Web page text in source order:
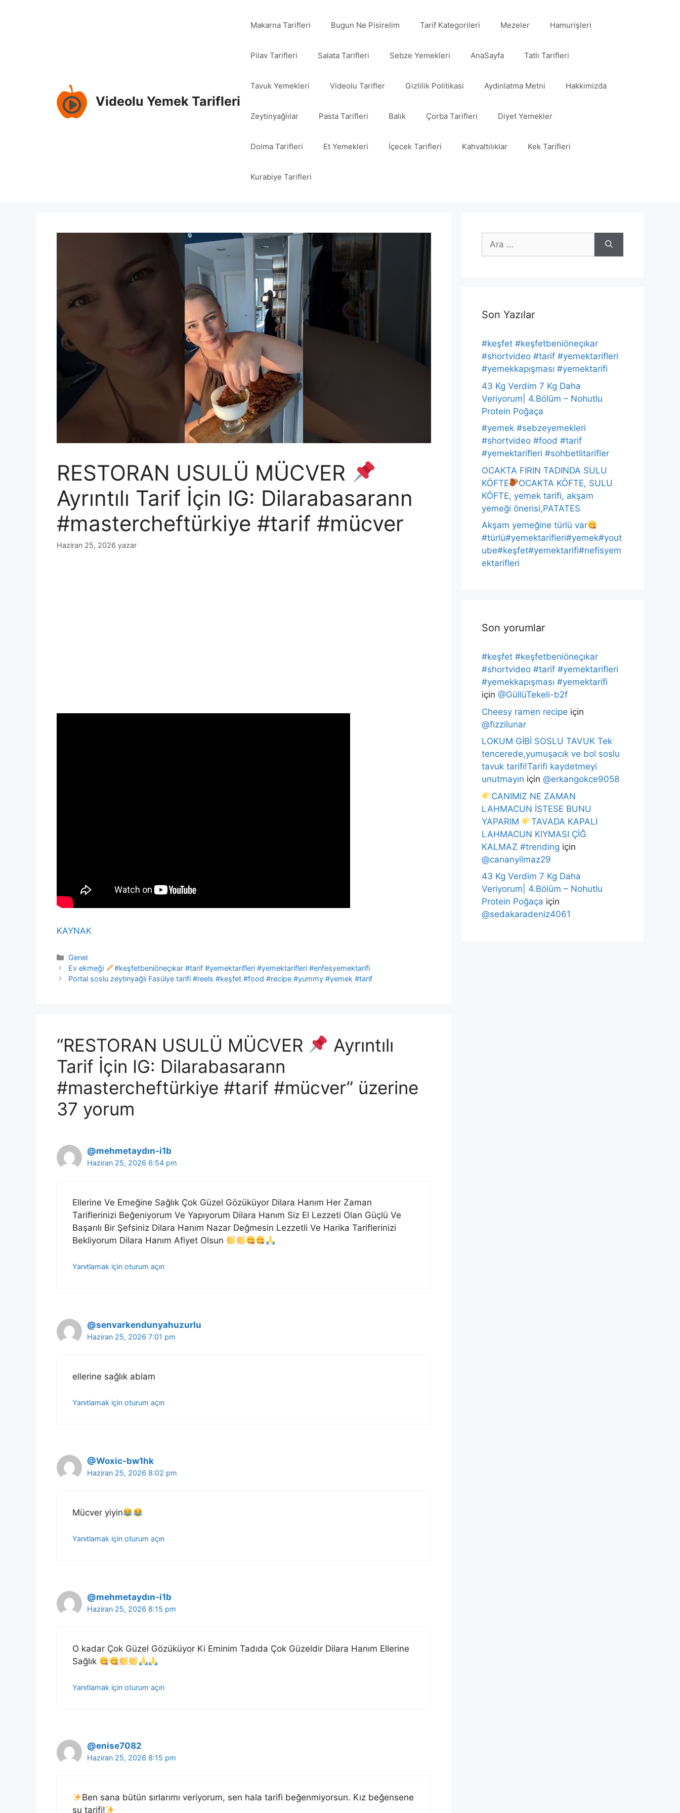
Videolu Yemek Tarifleri
Makarna Tarifleri Bugun Ne Pisirelim Tarif Kategorileri Mezeler Hamurişleri
Pilav Tarifleri Salata Tarifleri Sebze Yemekleri AnaSayfa Tatlı Tarifleri
Tavuk Yemekleri Videolu Tarifler Gizlilik Politikasi Aydinlatma Metni Hakkimizda
Zeytinyağlılar Pasta Tarifleri Balık Çorba Tarifleri Diyet Yemekler
Dolma Tarifleri Et Yemekleri İçecek Tarifleri Kahvaltılıklar Kek Tarifleri
Kurabiye Tarifleri
RESTORAN USULÜ MÜCVER
Ayrıntılı Tarif İçin IG: Dilarabasarann
#mastercheftürkiye #tarif #mücver
Haziran 25, 2026 yazar
KAYNAK
Kategoriler
Genel
Ev ekmeği
#keşfetbeniöneçıkar #tarif #yemektarifleri #yemektarifleri #enfesyemektarifi
Portal soslu zeytinyağlı Fasülye tarifi #reels #keşfet #food #recipe #yummy #yemek #tarif
“RESTORAN USULÜ MÜCVER
Ayrıntılı
Tarif İçin IG: Dilarabasarann
#mastercheftürkiye #tarif #mücver” üzerine
37 yorum
@mehmetaydın-i1b
Haziran 25, 2026 6:54 pm
Ellerine Ve Emeğine Sağlık Çok Güzel Gözüküyor Dilara Hanım Her Zaman
Tariflerinizi Beğeniyorum Ve Yapıyorum Dilara Hanım Siz El Lezzeti Olan Güçlü Ve
Başarılı Bir Şefsiniz Dilara Hanım Nazar Değmesin Lezzetli Ve Harika Tariflerinizi
Bekliyorum Dilara Hanım Afiyet Olsun
Yanıtlamak için oturum açın
@senvarkendunyahuzurlu
Haziran 25, 2026 7:01 pm
ellerine sağlık ablam
Yanıtlamak için oturum açın
@Woxic-bw1hk
Haziran 25, 2026 8:02 pm
Mücver yiyin
Yanıtlamak için oturum açın
@mehmetaydın-i1b
Haziran 25, 2026 8:15 pm
O kadar Çok Güzel Gözüküyor Ki Eminim Tadıda Çok Güzeldir Dilara Hanım Ellerine
Sağlık
Yanıtlamak için oturum açın
@enise7082
Haziran 25, 2026 8:15 pm
Ben sana bütün sırlarımı veriyorum, sen hala tarifi beğenmiyorsun. Kız beğensene
şu tarifi!
için
Son Yazılar
#keşfet #keşfetbeniöneçıkar
#shortvideo #tarif #yemektarifleri
#yemekkapışması #yemektarifi
43 Kg Verdim 7 Kg Daha
Veriyorum| 4.Bölüm – Nohutlu
Protein Poğaça
#yemek #sebzeyemekleri
#shortvideo #food #tarif
#yemektarifleri #sohbetlitarifler
OCAKTA FIRIN TADINDA SULU
KÖFTE
OCAKTA KÖFTE, SULU
KÖFTE, yemek tarifi, akşam
yemeği önerisi,PATATES
Akşam yemeğine türlü var
#türlü#yemektarifleri#yemek#yout
ube#keşfet#yemektarifi#nefisyem
ektarifleri
Son yorumlar
#keşfet #keşfetbeniöneçıkar
#shortvideo #tarif #yemektarifleri
#yemekkapışması #yemektarifi
için @GüllüTekeli-b2f
Cheesy ramen recipe için
@fizzilunar
LOKUM GİBİ SOSLU TAVUK Tek
tencerede,yumuşacık ve bol soslu
tavuk tarifi!Tarifi kaydetmeyi
unutmayın için @erkangokce9058
CANIMIZ NE ZAMAN
LAHMACUN İSTESE BUNU
YAPARIM
TAVADA KAPALI
LAHMACUN KIYMASI ÇİĞ
KALMAZ #trending için
@cananyilmaz29
43 Kg Verdim 7 Kg Daha
Veriyorum| 4.Bölüm – Nohutlu
Protein Poğaça için
@sedakaradeniz4061